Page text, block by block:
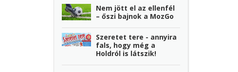
Nem jött el az ellenfél
– őszi bajnok a MozGo
Szeretet tere - annyira
fals, hogy még a
Holdról is látszik!